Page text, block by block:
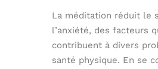
La méditation réduit le
l’anxiété, des facteurs
contribuent à divers
santé physique. En se